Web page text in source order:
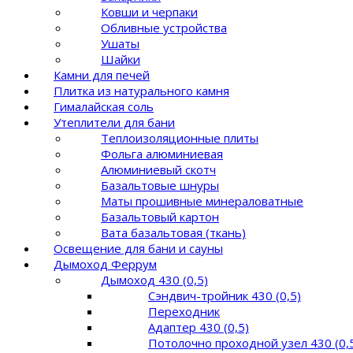
Ковши и черпаки
Обливные устройства
Ушаты
Шайки
Камни для печей
Плитка из натурального камня
Гималайская соль
Утеплители для бани
Теплоизоляционные плиты
Фольга алюминиевая
Алюминиевый скотч
Базальтовые шнуры
Маты прошивные минераловатные
Базальтовый картон
Вата базальтовая (ткань)
Освещение для бани и сауны
Дымоход Феррум
Дымоход 430 (0,5)
Сэндвич-тройник 430 (0,5)
Переходник
Адаптер 430 (0,5)
Потолочно проходной узел 430